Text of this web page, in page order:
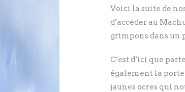
Voici la suite de
d’accéder au
grimpons dans un
C’est d’ici que
également la porte
jaunes ocres qui